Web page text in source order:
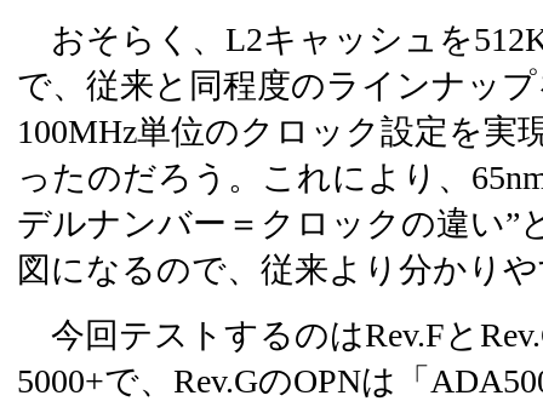
おそらく、L2キャッシュを
で、従来と同程度のラインナッ
100MHz単位のクロック設定を実
ったのだろう。これにより、
デルナンバー＝クロックの違い”
図になるので、従来より分かり
今回テストするのはRev.Fと
5000+で、Rev.GのOPNは「